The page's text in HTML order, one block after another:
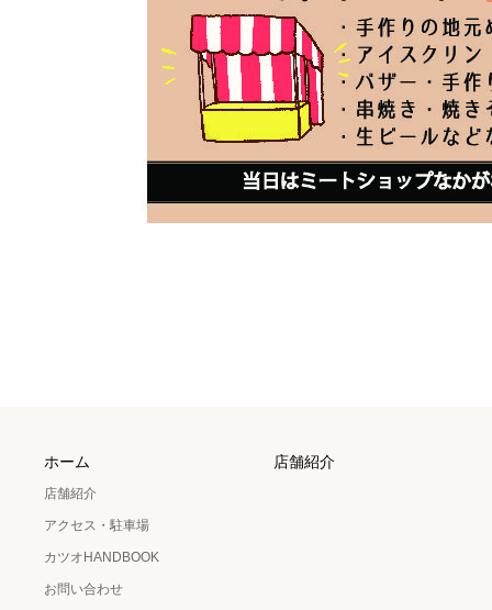
ホーム
店舗紹介
アクセス・駐車場
カツオHANDBOOK
お問い合わせ
店舗紹介